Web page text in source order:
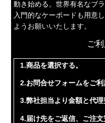
動き始める。世界有名なブ
入門的なケーボードも用意
ようお願いいたします。
ご
1.商品を選択する。
2.お問合せフォームをご利
3.弊社担当より金額と代理
4.届け先をご返信、ご注文